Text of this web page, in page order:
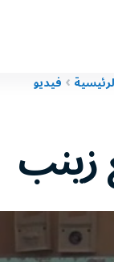
فيديو
زينب